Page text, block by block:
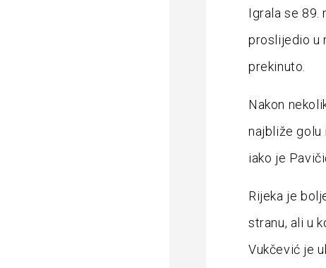
Igrala se 89.
proslijedio u
prekinuto.
Nakon
najbliže golu
iako je
Rijeka je
stranu, ali u
Vukčević je